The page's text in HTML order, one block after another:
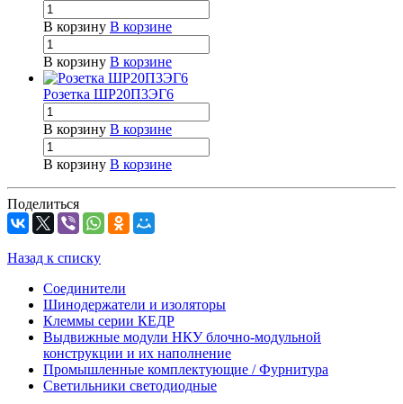
В корзину В корзине
В корзину В корзине
Розетка ШР20П3ЭГ6
В корзину В корзине
В корзину В корзине
Поделиться
Назад к списку
Соединители
Шинодержатели и изоляторы
Клеммы серии КЕДР
Выдвижные модули НКУ блочно-модульной
конструкции и их наполнение
Промышленные комплектующие / Фурнитура
Светильники светодиодные